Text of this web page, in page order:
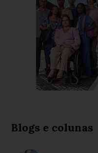
Blogs e colunas